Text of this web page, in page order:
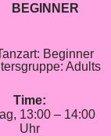
BEGINNER
Beginner
Adults
Time:
13:00 – 14:00
Uhr